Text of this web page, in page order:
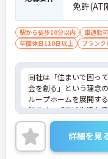
免許
不問で
者福祉
駅から徒歩10分以内 車通勤可
年間休日110日以上
ブラン
同社は「住まいで困っ
会を創る」という理念
ループホームを展開す
業です。「広域生活支
数施設を横断的に担当
フのサポートを行うハ
最新設備とバリアフリ
体的負担が少なく、広
詳細を見